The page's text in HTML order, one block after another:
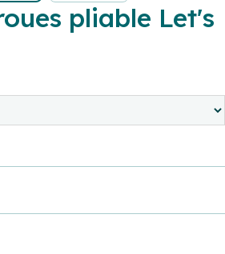
pliable Let's